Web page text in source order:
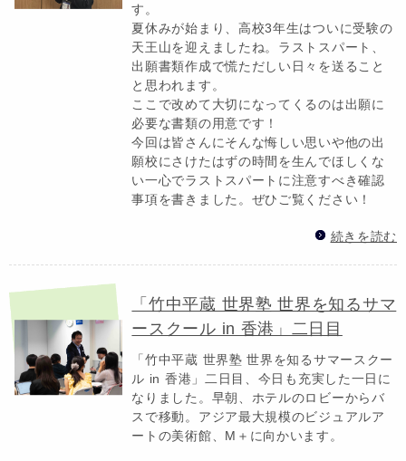
す。
夏休みが始まり、高校3年生はついに受験の
天王山を迎えましたね。ラストスパート、
出願書類作成で慌ただしい日々を送ること
と思われます。
ここで改めて大切になってくるのは出願に
必要な書類の用意です！
今回は皆さんにそんな悔しい思いや他の出
願校にさけたはずの時間を生んでほしくな
い一心でラストスパートに注意すべき確認
事項を書きました。ぜひご覧ください！
続きを読む
「竹中平蔵 世界塾 世界を知るサマ
ースクール in 香港」二日目
「竹中平蔵 世界塾 世界を知るサマースクー
ル in 香港」二日目、今日も充実した一日に
なりました。早朝、ホテルのロビーからバ
スで移動。アジア最大規模のビジュアルア
ートの美術館、M＋に向かいます。